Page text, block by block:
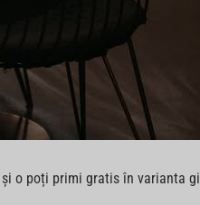
o poți primi gratis în varianta